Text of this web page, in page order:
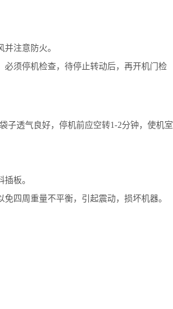
注意防火。
须停机检查，待停止转动后，再开机门检
透气良好，停机前应空转1-2分钟，使机室
板。
四周重量不平衡，引起震动，损坏机器。